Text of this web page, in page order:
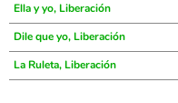
Ella y yo, Liberación
Dile que yo, Liberación
La Ruleta, Liberación